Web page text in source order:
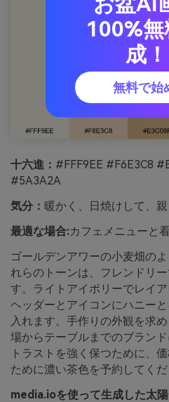
十六進： #FFF9EE #F6E3C8
#5A3A2A
気分： 暖かく、日焼けして、
最適な場合:カフェメニューと
ゴールデンアワーの小麦畑の
れらのトーンは、フレンドリ
す。ライトアイボリーでレイ
ヘッダーとアイコンにハニー
入れます。手作りの外観を求
場からテーブルまでのブラン
トラストを強く保つために、
ために濃い茶色を予約してくだ
media.ioを使って生成した太
100%
成！
無料で